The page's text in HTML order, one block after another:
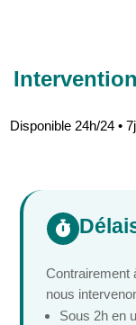
Disponible 24h/24 •

Contrairement
nous
Sous 2h en